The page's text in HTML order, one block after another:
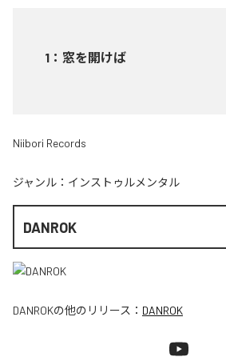
1 ： 窓を開けば
Niibori Records
ジャンル： インストゥルメンタル
DANROK
DANROKの他のリリース： DANROK